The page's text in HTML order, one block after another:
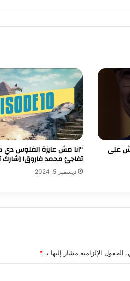
على “انا مش عايزة الفلوس دي
تفاجئ محمد فاروق! [شارك
ديسمبر 5, 2024
الحقول الإلزامية مشار إليها بـ *